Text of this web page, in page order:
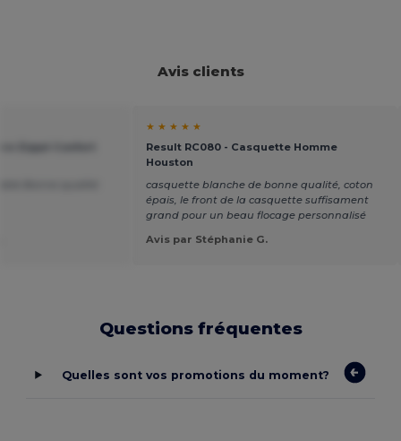
Avis clients
★ ★ ★ ★ ★
Result RC080 - Casquette Homme
Houston
casquette blanche de bonne qualité, coton
épais, le front de la casquette suffisament
grand pour un beau flocage personnalisé
Avis par Stéphanie G.
Questions fréquentes
Quelles sont vos promotions du moment?